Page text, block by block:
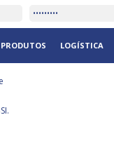
PRODUTOS LOGÍSTICA